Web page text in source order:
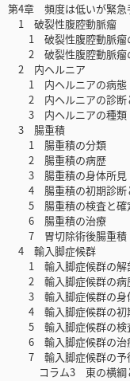
第4章 頻度は低いが緊急
1 破裂性腹腔動脈瘤
1 破裂性腹腔動脈瘤
2 破裂性腹腔動脈瘤
2 内ヘルニア
1 内ヘルニアの病態
2 内ヘルニアの診断
3 内ヘルニアの種類
3 腸重積
1 腸重積の分類
2 腸重積の病歴
3 腸重積の身体所見
4 腸重積の初期診断
5 腸重積の検査と確
6 腸重積の治療
7 胃切除術後腸重積
4 輸入脚症候群
1 輸入脚症候群の解
2 輸入脚症候群の病
3 輸入脚症候群の身
4 輸入脚症候群の初
5 輸入脚症候群の検
6 輸入脚症候群の治
7 輸入脚症候群の予
コラム3 東の横綱